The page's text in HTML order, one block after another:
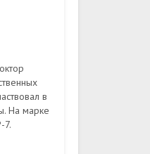
в
На марке
7.